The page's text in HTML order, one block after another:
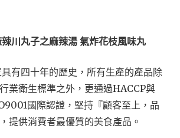
川丸子之麻辣湯 氣炸花枝風味丸
有四十年的歷史，所有生產的產品除
業衛生標準之外，更通過HACCP與
國際認證，堅持『顧客至上，品
提供消費者最優質的美食產品。